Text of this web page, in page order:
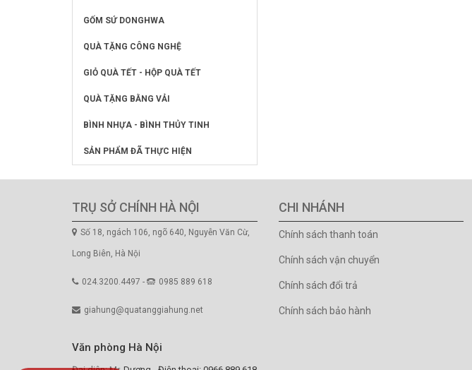
GỐM SỨ DONGHWA
QUÀ TẶNG CÔNG NGHỆ
GIỎ QUÀ TẾT - HỘP QUÀ TẾT
QUÀ TẶNG BẰNG VẢI
BÌNH NHỰA - BÌNH THỦY TINH
SẢN PHẨM ĐÃ THỰC HIỆN
TRỤ SỞ CHÍNH HÀ NỘI
Số 18, ngách 106, ngõ 640, Nguyễn Văn Cừ,
Long Biên, Hà Nội
024.3200.4497 - 0985 889 618
giahung@quatanggiahung.net
CHI NHÁNH
Chính sách thanh toán
Chính sách vận chuyển
Chính sách đổi trả
Chính sách bảo hành
Văn phòng Hà Nội